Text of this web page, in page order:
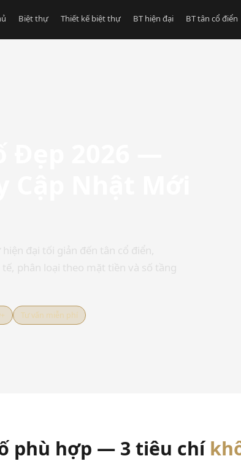
Biệt thự Thiết kế biệt thự BT hiện đại BT tân cổ điển
đại tối giản đến tân cổ điển,
phân loại theo mặt tiền và số tầng
Tư vấn miễn phí
phù hợp — 3 tiêu chí